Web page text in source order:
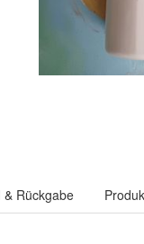
Rückgabe